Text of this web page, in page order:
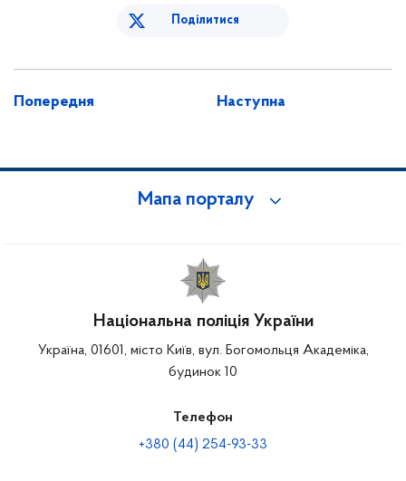
Поділитися
Попередня Наступна
Мапа порталу
Національна поліція України
Україна, 01601, місто Київ, вул. Богомольця Академіка,
будинок 10
Телефон
+380 (44) 254-93-33